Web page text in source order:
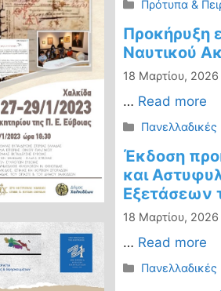
Κατηγορίες
Πρότυπα &
Προκήρυξη
Ναυτικού
18 Μαρτίου, 2026
… Read more
Κατηγορίες
Πανελλαδικές
Έκδοση
και
Εξετάσεων
18 Μαρτίου,
… Read more
Κατηγορίες
Πανελλαδικές